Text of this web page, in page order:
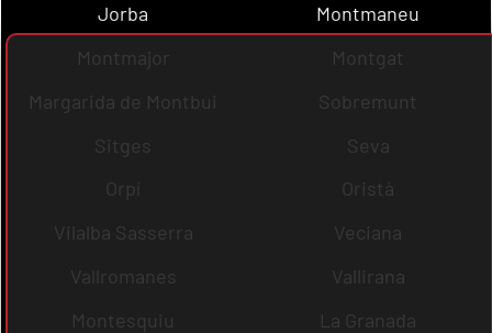
Jorba
Montmaneu
Montmajor
Montgat
Margarida de Montbui
Sobremunt
Sitges
Seva
Orpí
Oristà
Vilalba Sasserra
Veciana
Vallromanes
Vallirana
Montesquiu
La Granada